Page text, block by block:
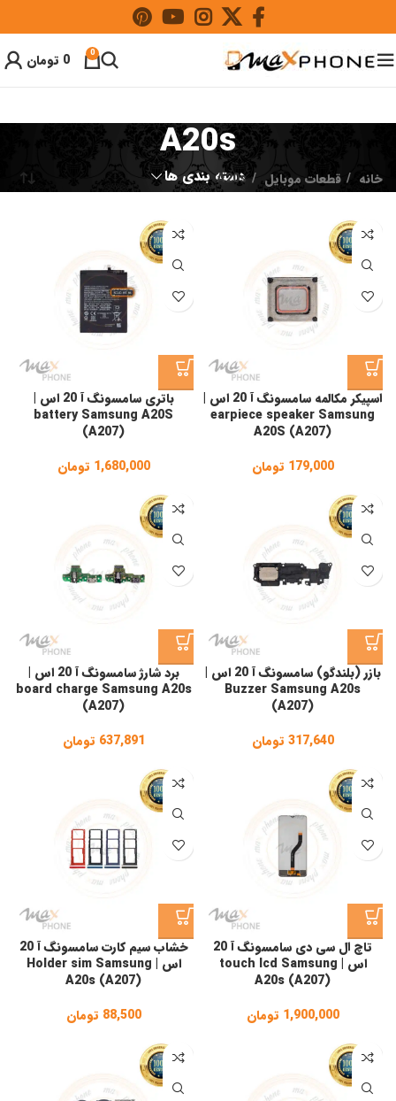
0
0 تومان
A20s
دسته بندی ها خانه قطعات موبایل A20s
اسپیکر مکالمه سامسونگ آ 20 اس |
earpiece speaker Samsung
A20S (A207)
179,000 تومان
باتری سامسونگ آ 20 اس |
battery Samsung A20S
(A207)
1,680,000 تومان
بازر (بلندگو) سامسونگ آ 20 اس |
Buzzer Samsung A20s
(A207)
317,640 تومان
برد شارژ سامسونگ آ 20 اس |
board charge Samsung A20s
(A207)
637,891 تومان
تاچ ال سی دی سامسونگ آ 20
اس | touch lcd Samsung
A20s (A207)
1,900,000 تومان
خشاب سیم کارت سامسونگ آ 20
اس | Holder sim Samsung
A20s (A207)
88,500 تومان